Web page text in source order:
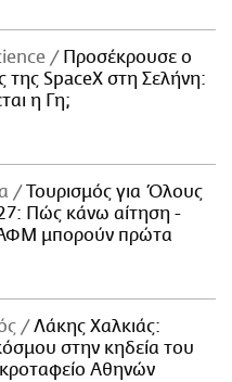
Προσέκρουσε ο
της SpaceX στη Σελήνη:
η Γη;
Τουρισμός για Όλους
Πώς κάνω αίτηση -
μπορούν πρώτα
Λάκης Χαλκιάς:
στην κηδεία του
Αθηνών